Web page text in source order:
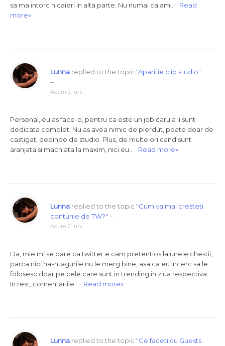
sa ma intorc nicaieri in alta parte. Nu numai ca am… Read
more»
Lunna replied to the topic "Aparitie clip studio"
–
Acum 2 luni
Personal, eu as face-o, pentru ca este un job caruia ii sunt
dedicata complet. Nu as avea nimic de pierdut, poate doar de
castigat, depinde de studio. Plus, de multe ori cand sunt
aranjata si machiata la maxim, nici eu… Read more»
Lunna replied to the topic "Cum va mai cresteti
conturile de TW?" –
Acum 2 luni
Da, mie mi se pare ca twitter e cam pretentios la unele chestii,
parca nici hashtagurile nu le merg bine, asa ca eu incerc sa le
folosesc doar pe cele care sunt in trending in ziua respectiva.
In rest, comentariile… Read more»
Lunna replied to the topic "Ce faceti cu Guests